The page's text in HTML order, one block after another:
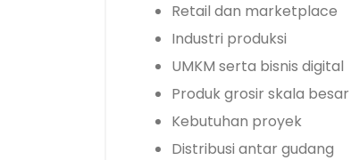
Retail dan marketplace
Industri produksi
UMKM serta bisnis digital
Produk grosir skala besar
Kebutuhan proyek
Distribusi antar gudang